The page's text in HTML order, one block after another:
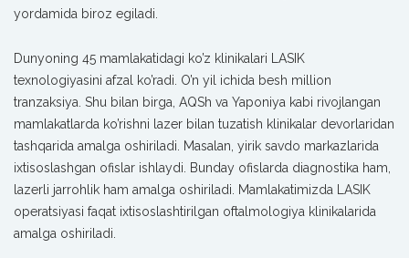
yordamida biroz egiladi.
Dunyoning 45 mamlakatidagi ko’z klinikalari LASIK
texnologiyasini afzal ko’radi. O’n yil ichida besh million
tranzaksiya. Shu bilan birga, AQSh va Yaponiya kabi rivojlangan
mamlakatlarda ko’rishni lazer bilan tuzatish klinikalar devorlaridan
tashqarida amalga oshiriladi. Masalan, yirik savdo markazlarida
ixtisoslashgan ofislar ishlaydi. Bunday ofislarda diagnostika ham,
lazerli jarrohlik ham amalga oshiriladi. Mamlakatimizda LASIK
operatsiyasi faqat ixtisoslashtirilgan oftalmologiya klinikalarida
amalga oshiriladi.